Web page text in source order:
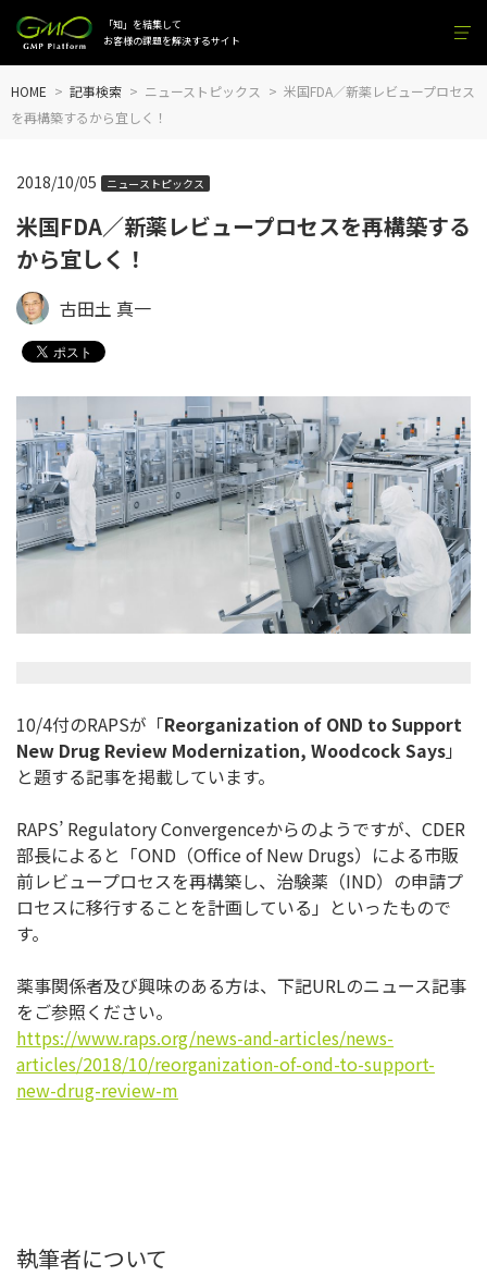
「知」を結集して
お客様の課題を解決するサイト
HOME 記事検索 ニューストピックス
米国FDA／新薬レビュープロセス
を再構築するから宜しく！
米国FDA／新薬レビュープロセスを再構築する
から宜しく！
2018/10/05 ニューストピックス
古田土 真一
10/4付のRAPSが「Reorganization of OND to Support
New Drug Review Modernization, Woodcock Says」
と題する記事を掲載しています。
RAPS’ Regulatory Convergenceからのようですが、CDER
部長によると 「OND（Office of New Drugs）による市販
前レビュープロセスを再構築し、治験薬（IND）の申請プ
ロセスに移行することを計画している」 といったもので
す。
薬事関係者及び興味のある方は、下記URLのニュース記事
をご参照ください。
https://www.raps.org/news-and-articles/news-
articles/2018/10/reorganization-of-ond-to-support-
new-drug-review-m
執筆者について